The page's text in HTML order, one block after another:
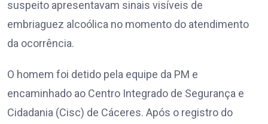
suspeito apresentavam sinais visíveis de
embriaguez alcoólica no momento do atendimento
da ocorrência.
O homem foi detido pela equipe da PM e
encaminhado ao Centro Integrado de Segurança e
Cidadania (Cisc) de Cáceres. Após o registro do